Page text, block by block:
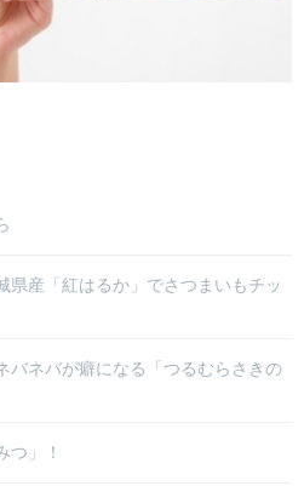
県産「紅はるか」でさつまいもチッ
バネバが癖になる「つるむらさきの
つ」！